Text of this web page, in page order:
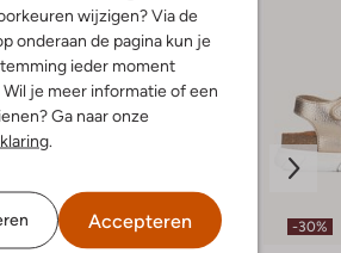
wijzigen? Via de
onderaan de pagina kun je
ieder moment
je meer informatie of een
Ga naar onze
Accepteren
-50%
-30%